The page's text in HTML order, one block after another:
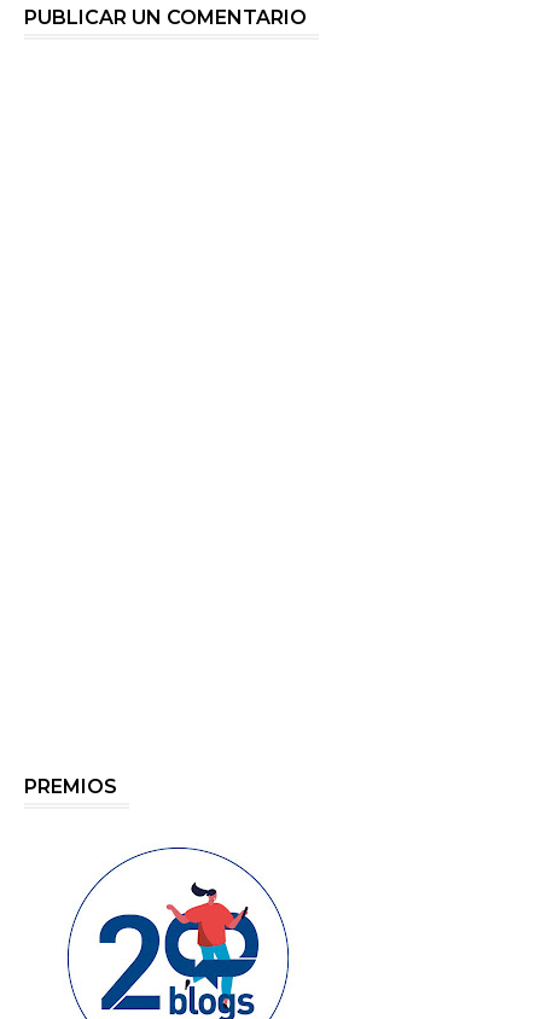
PUBLICAR UN COMENTARIO
PREMIOS